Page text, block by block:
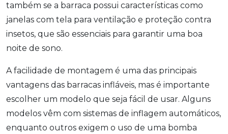
também se a barraca possui características como
janelas com tela para ventilação e proteção contra
insetos, que são essenciais para garantir uma boa
noite de sono.
A facilidade de montagem é uma das principais
vantagens das barracas infláveis, mas é importante
escolher um modelo que seja fácil de usar. Alguns
modelos vêm com sistemas de inflagem automáticos,
enquanto outros exigem o uso de uma bomba